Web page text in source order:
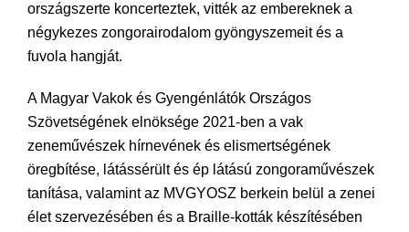
országszerte koncerteztek, vitték az embereknek a
négykezes zongorairodalom gyöngyszemeit és a
fuvola hangját.
A Magyar Vakok és Gyengénlátók Országos
Szövetségének elnöksége 2021-ben a vak
zeneművészek hírnevének és elismertségének
öregbítése, látássérült és ép látású zongoraművészek
tanítása, valamint az MVGYOSZ berkein belül a zenei
élet szervezésében és a Braille-kották készítésében